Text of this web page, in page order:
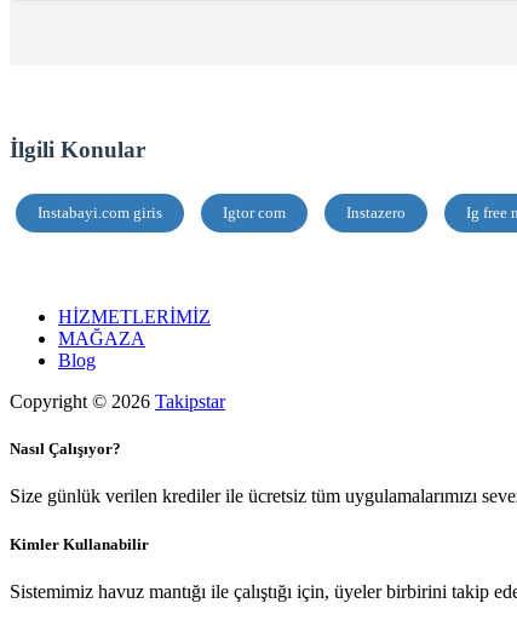
İlgili Konular
Instabayi.com giris Igtor com Instazero Ig free
HİZMETLERİMİZ
MAĞAZA
Blog
Copyright © 2026 Takipstar
Nasıl Çalışıyor?
Size günlük verilen krediler ile ücretsiz tüm uygulamalarımızı
Kimler Kullanabilir
Sistemimiz havuz mantığı ile çalıştığı için, üyeler birbirini takip